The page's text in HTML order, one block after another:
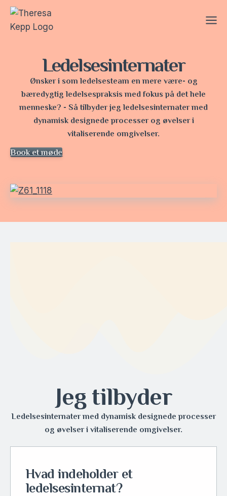
Skip
content
Ledelsesinternater
Ønsker i som ledelsesteam en mere være- og
bæredygtig ledelsespraksis med fokus på det hele
menneske? - Så tilbyder jeg ledelsesinternater med
dynamisk designede processer og øvelser i
vitaliserende omgivelser.
Book et møde
Jeg tilbyder
Ledelsesinternater med dynamisk designede processer
og øvelser i vitaliserende omgivelser.
Hvad indeholder et
ledelsesinternat?